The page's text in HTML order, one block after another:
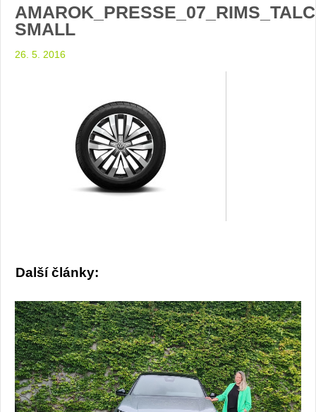
SMALL
26. 5. 2016
Další články: